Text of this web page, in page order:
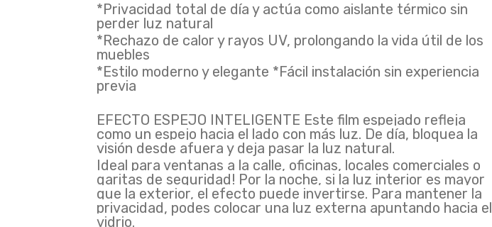
*Privacidad total de día y actúa como aislante térmico sin
perder luz natural
*Rechazo de calor y rayos UV, prolongando la vida útil de los
muebles
*Estilo moderno y elegante *Fácil instalación sin experiencia
previa
EFECTO ESPEJO INTELIGENTE Este film espejado refleja
como un espejo hacia el lado con más luz. De día, bloquea la
visión desde afuera y deja pasar la luz natural.
Ideal para ventanas a la calle, oficinas, locales comerciales o
garitas de seguridad! Por la noche, si la luz interior es mayor
que la exterior, el efecto puede invertirse. Para mantener la
privacidad, podes colocar una luz externa apuntando hacia el
vidrio.